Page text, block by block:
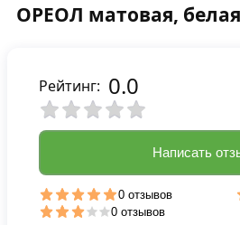
ОРЕОЛ матовая,
Рейтинг: 0.0
Написать
0 отзывов
0 отзывов